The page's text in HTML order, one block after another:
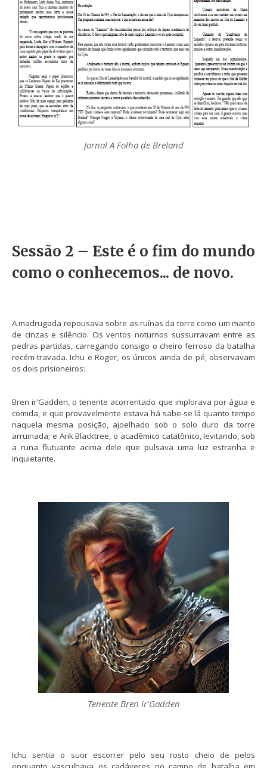
Jornal A Folha de Breland
Sessão 2 – Este é o fim do mundo
como o conhecemos... de novo.
A madrugada repousava sobre as ruínas da torre como um manto
de cinzas e silêncio. Os ventos noturnos sussurravam entre as
pedras partidas, carregando consigo o cheiro ferroso da batalha
recém-travada. Ichu e Roger, os únicos ainda de pé, observavam
os dois prisioneiros:
Bren ir'Gadden, o tenente acorrentado que implorava por água e
comida, e que provavelmente estava há sabe-se lá quanto tempo
naquela mesma posição, ajoelhado sob o solo duro da torre
arruinada; e Arik Blacktree, o acadêmico catatônico, levitando, sob
a runa flutuante acima dele que pulsava uma luz estranha e
inquietante.
Tenente Bren ir'Gadden
Ichu sentia o suor escorrer pelo seu rosto cheio de pelos